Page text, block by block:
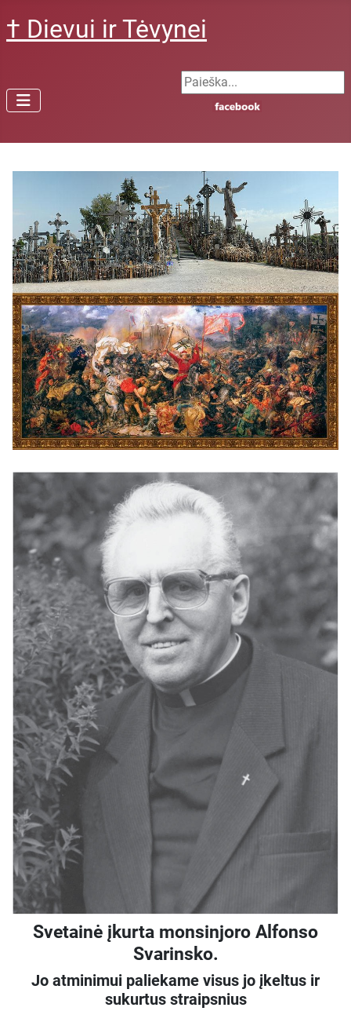
† Dievui ir Tėvynei
Search ...
Svetainė įkurta monsinjoro Alfonso
Svarinsko.
Jo atminimui paliekame visus jo įkeltus ir
sukurtus straipsnius